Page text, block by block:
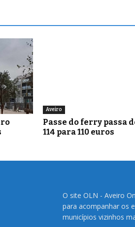
Aveiro
Passe do ferry passa
114 para 110 euros
O site OLN - Aveiro
para acompanhar os
municípios vizinhos